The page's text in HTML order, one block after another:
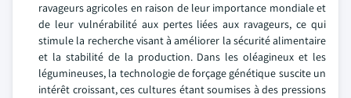
ravageurs agricoles en raison de leur importance mondiale et
de leur vulnérabilité aux pertes liées aux ravageurs, ce qui
stimule la recherche visant à améliorer la sécurité alimentaire
et la stabilité de la production. Dans les oléagineux et les
légumineuses, la technologie de forçage génétique suscite un
intérêt croissant, ces cultures étant soumises à des pressions